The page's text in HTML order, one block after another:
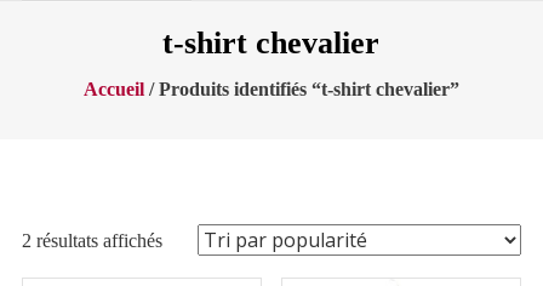
t-shirt chevalier
Accueil/ Produits identifiés “t-shirt chevalier”
2 résultats affichésTrié
par